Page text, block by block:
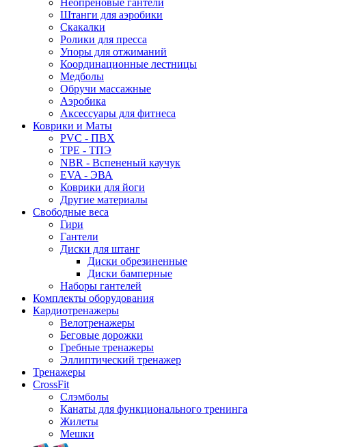
Неопреновые гантели
Штанги для аэробики
Скакалки
Ролики для пресса
Упоры для отжиманий
Координационные лестницы
Медболы
Обручи массажные
Аэробика
Аксессуары для фитнеса
Коврики и Маты
PVC - ПВХ
TPE - ТПЭ
NBR - Вспененый каучук
EVA - ЭВА
Коврики для йоги
Другие материалы
Свободные веса
Гири
Гантели
Диски для штанг
Диски обрезиненные
Диски бамперные
Наборы гантелей
Комплекты оборудования
Кардиотренажеры
Велотренажеры
Беговые дорожки
Гребные тренажеры
Эллиптический тренажер
Тренажеры
CrossFit
Слэмболы
Канаты для функционального тренинга
Жилеты
Мешки